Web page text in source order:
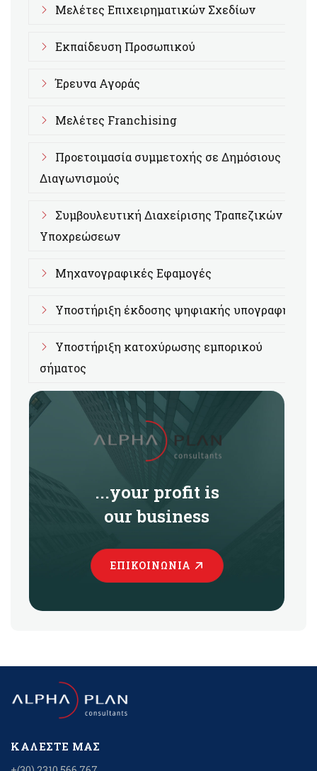
Μελέτες Επιχειρηματικών Σχεδίων
Εκπαίδευση Προσωπικού
Έρευνα Αγοράς
Μελέτες Franchising
Προετοιμασία συμμετοχής σε Δημόσιους
Διαγωνισμούς
Συμβουλευτική Διαχείρισης Τραπεζικών
Υποχρεώσεων
Μηχανογραφικές Εφαμογές
Υποστήριξη έκδοσης ψηφιακής υπογραφής
Υποστήριξη κατοχύρωσης εμπορικού
σήματος
...your profit is
our business
ΕΠΙΚΟΙΝΩΝΊΑ
ΚΑΛΈΣΤΕ ΜΑΣ